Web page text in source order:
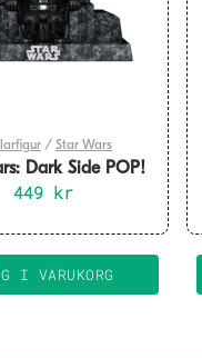
/Star Wars
Dark Side POP!
Vinyl Figure Vader
449 kr
I VARUKORG